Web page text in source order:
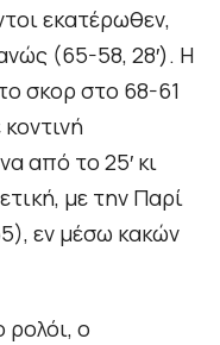
εκατέρωθεν,
(65-58, 28′). Η
σκορ στο 68-61
από το 25′ κι
με την Παρί
εν μέσω κακών
ο